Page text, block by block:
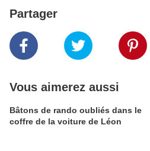
Partager
Vous aimerez aussi
Bâtons de rando oubliés dans le
coffre de la voiture de Léon